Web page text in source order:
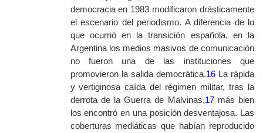
democracia en 1983 modificaron drásticamente
el escenario del periodismo. A diferencia de lo
que ocurrió en la transición española, en la
Argentina los medios masivos de comunicación
no fueron una de las instituciones que
promovieron la salida democrática.16La rápida
y vertiginosa caída del régimen militar, tras la
derrota de la Guerra de Malvinas,17más bien
los encontró en una posición desventajosa. Las
coberturas mediáticas que habían reproducido